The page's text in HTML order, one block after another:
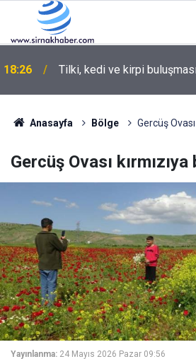
18:26 Tilki, kedi ve kirpi
Anasayfa Bölge Gercüş
Gercüş Ovası kırmızıya
Yayınlanma: 24 Mayıs 2026 Pazar 09:56